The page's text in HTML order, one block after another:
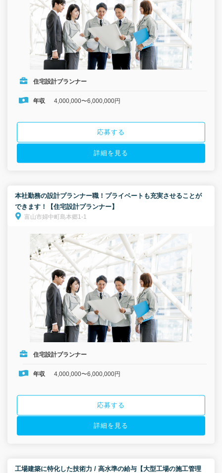
住宅設計プランナー
年収 4,000,000〜6,000,000円
応募する
詳細を見る
本社勤務の設計プランナー職！プライベートも充実させることが
できます！【住宅設計プランナー】
富山市婦中町島本郷1-1
住宅設計プランナー
年収 4,000,000〜6,000,000円
応募する
詳細を見る
工場建築に特化した技術力 / 高水準の給与【大型工場の施工管理